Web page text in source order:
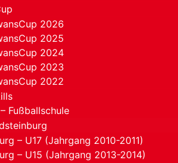
2026
2025
2024
2023
2022
Fußballschule
– U17 (Jahrgang 2010-2011)
– U15 (Jahrgang 2013-2014)